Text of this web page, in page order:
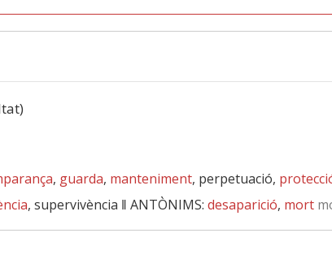
, guarda, manteniment, perpetuació,
, supervivència ‖ ANTÒNIMS: desaparició, mort